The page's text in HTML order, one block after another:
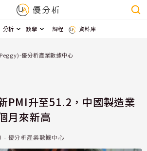
分析 教學 課程 資料庫
優分析產業數據中心
PMI升至51.2，中國製造業
月來新高
優分析產業數據中心